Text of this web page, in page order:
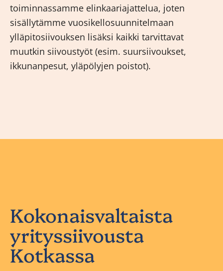
toiminnassamme elinkaariajattelua, joten
sisällytämme vuosikellosuunnitelmaan
ylläpitosiivouksen lisäksi kaikki tarvittavat
muutkin siivoustyöt (esim. suursiivoukset,
ikkunanpesut, yläpölyjen poistot).
Kokonaisvaltaista
yrityssiivousta
Kotkassa